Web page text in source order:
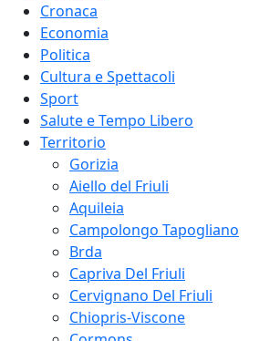
Cronaca
Economia
Politica
Cultura e Spettacoli
Sport
Salute e Tempo Libero
Territorio
Gorizia
Aiello del Friuli
Aquileia
Campolongo Tapogliano
Brda
Capriva Del Friuli
Cervignano Del Friuli
Chiopris-Viscone